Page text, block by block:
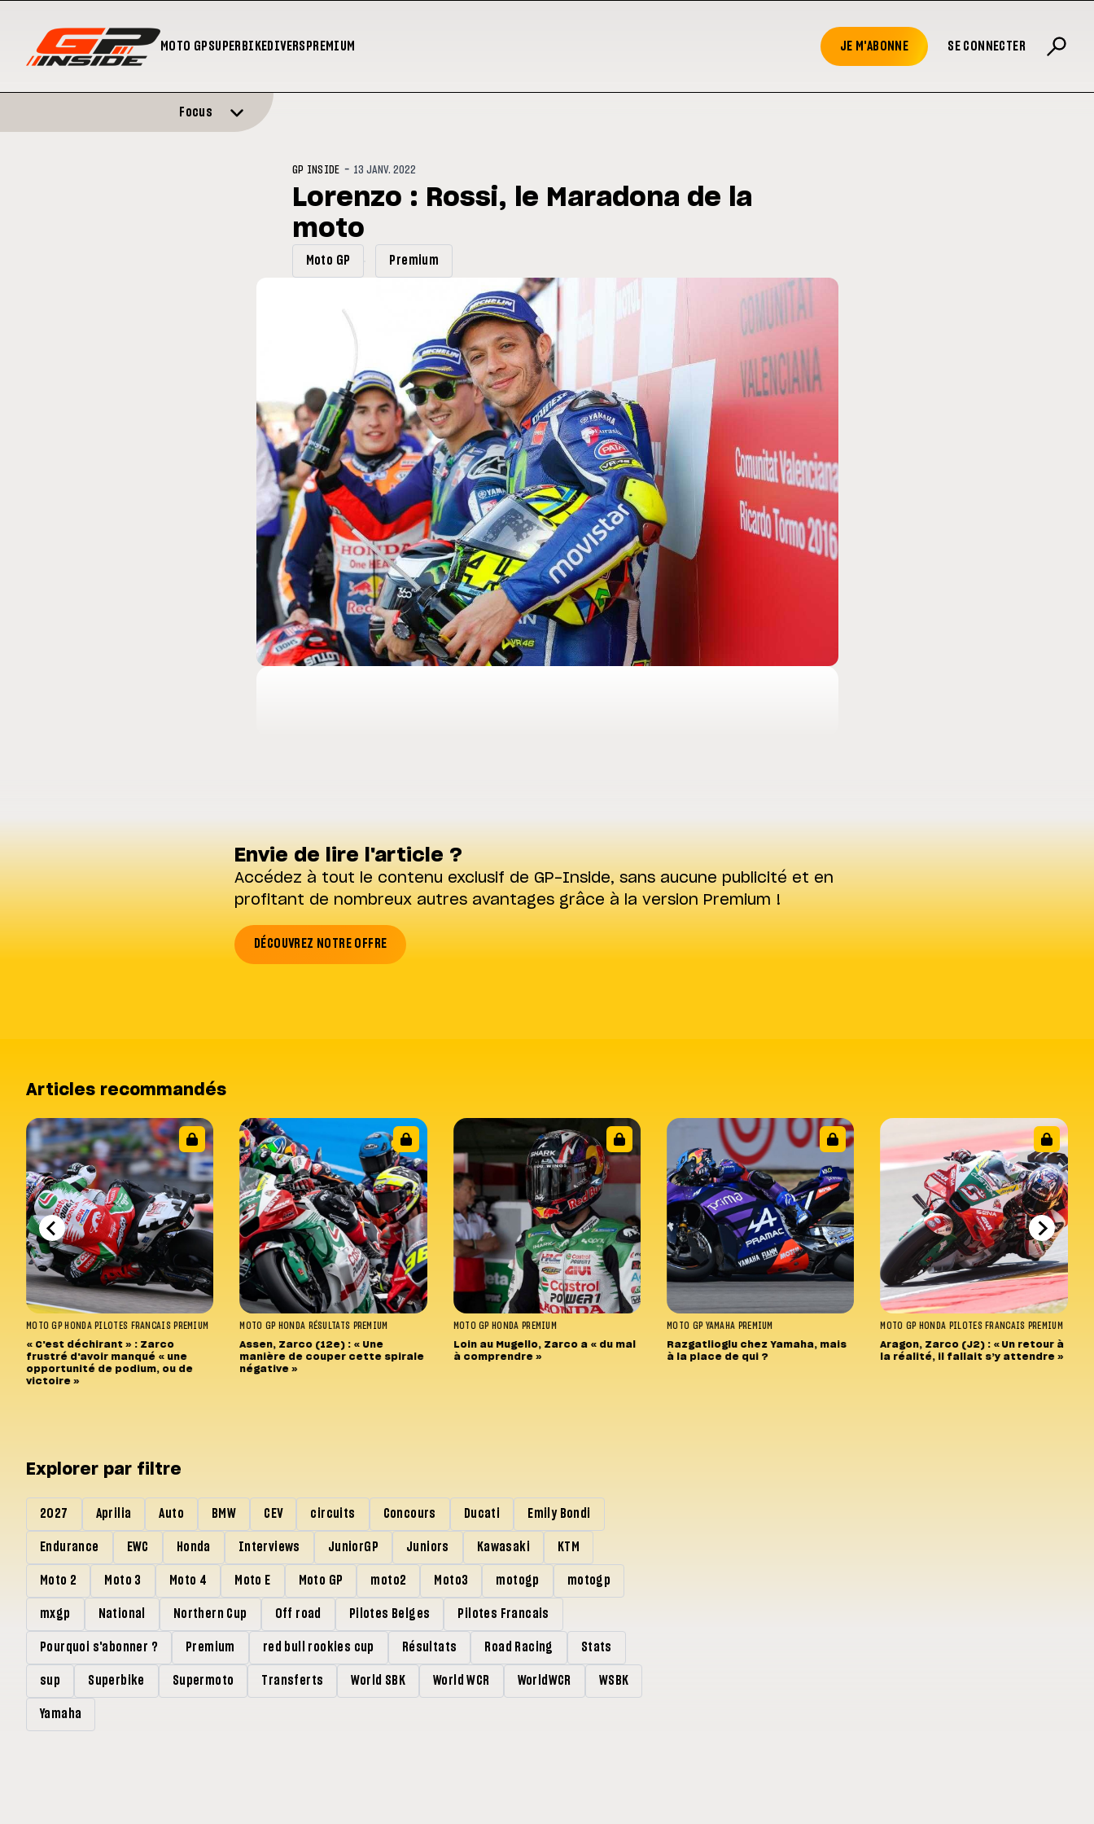
MOTO GPSUPERBIKEDIVERS PREMIUM JE M'ABONNE SE CONNECTER
Silverstone : Horaires et Programme du GP de
Grande-Bretagne
MOTO GP
Zarco évite l'opération et vise un retour en
septembre
MOTO GP
MotoGP : les cinq constructeurs signent un
Focus
GP INSIDE - 13 JANV. 2022
Lorenzo : Rossi, le Maradona de la
moto
Moto GP Premium
Envie de lire l'article ?
Accédez à tout le contenu exclusif de GP-Inside, sans aucune publicité et en
profitant de nombreux autres avantages grâce à la version Premium !
DÉCOUVREZ NOTRE OFFRE
Articles recommandés
MOTO GP HONDA PILOTES FRANCAIS PREMIUM
« C'est déchirant » : Zarco
frustré d'avoir manqué « une
opportunité de podium, ou de
victoire »
MOTO GP HONDA RÉSULTATS PREMIUM
Assen, Zarco (12e) : « Une
manière de couper cette spirale
négative »
MOTO GP HONDA PREMIUM
Loin au Mugello, Zarco a « du mal
à comprendre »
MOTO GP YAMAHA PREMIUM
Razgatlioglu chez Yamaha, mais
à la place de qui ?
MOTO GP HONDA PILOTES FRANCAIS PREMIUM
Aragon, Zarco (J2) : « Un retour à
la réalité, il fallait s’y attendre »
Explorer par filtre
2027 Aprilia Auto BMW CEV circuits Concours Ducati Emily Bondi
Endurance EWC Honda Interviews JuniorGP Juniors Kawasaki KTM
Moto 2 Moto 3 Moto 4 Moto E Moto GP moto2 Moto3 motogp motogp
mxgp National Northern Cup Off road Pilotes Belges Pilotes Francais
Pourquoi s'abonner ? Premium red bull rookies cup Résultats Road Racing Stats
sup Superbike Supermoto Transferts World SBK World WCR WorldWCR WSBK
Yamaha